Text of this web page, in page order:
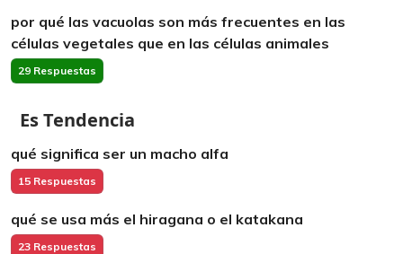
por qué las vacuolas son más frecuentes en las
células vegetales que en las células animales
29 Respuestas
Es Tendencia
qué significa ser un macho alfa
15 Respuestas
qué se usa más el hiragana o el katakana
23 Respuestas